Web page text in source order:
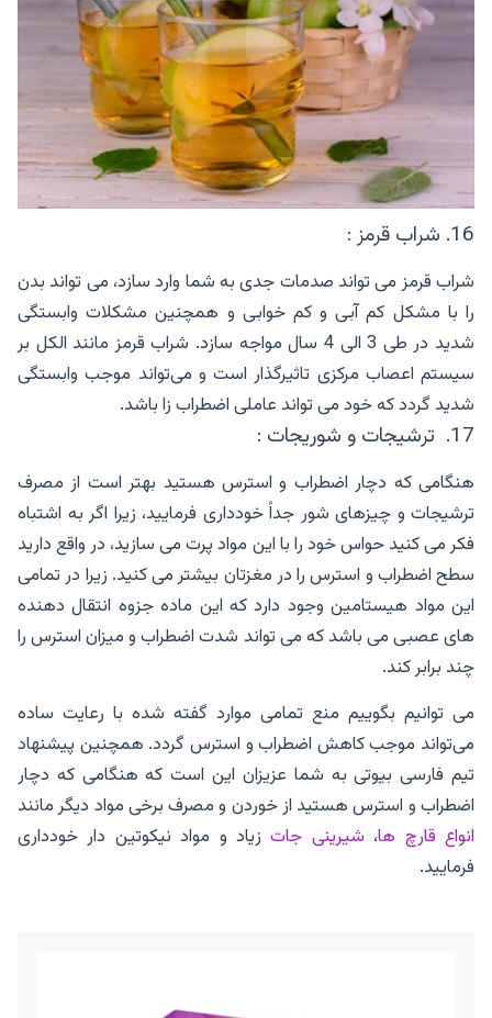
16. شراب قرمز :
شراب قرمز می تواند صدمات جدی به شما وارد سازد، می تواند بدن
را با مشکل کم آبی و کم خوابی و همچنین مشکلات وابستگی
شدید در طی 3 الی 4 سال مواجه سازد. شراب قرمز مانند الکل بر
سیستم اعصاب مرکزی تاثیرگذار است و می‌تواند موجب وابستگی
شدید گردد که خود می تواند عاملی اضطراب زا باشد.
17. ترشیجات و شوریجات :
هنگامی که دچار اضطراب و استرس هستید بهتر است از مصرف
ترشیجات و چیزهای شور جداً خودداری فرمایید، زیرا اگر به اشتباه
فکر می کنید حواس خود را با این مواد پرت می سازید، در واقع دارید
سطح اضطراب و استرس را در مغزتان بیشتر می کنید. زیرا در تمامی
این مواد هیستامین وجود دارد که این ماده جزوه انتقال دهنده
های عصبی می باشد که می تواند شدت اضطراب و میزان استرس را
چند برابر کند.
می توانیم بگوییم منع تمامی موارد گفته شده با رعایت ساده
می‌تواند موجب کاهش اضطراب و استرس گردد. همچنین پیشنهاد
تیم فارسی بیوتی به شما عزیزان این است که هنگامی که دچار
اضطراب و استرس هستید از خوردن و مصرف برخی مواد دیگر مانند
انواع قارچ ها، شیرینی جاتزیاد و مواد نیکوتین دار خودداری
فرمایید.